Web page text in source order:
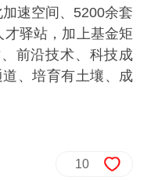
速空间、5200余套
才驿站，加上基金矩
前沿技术、科技成
、培育有土壤、成
10